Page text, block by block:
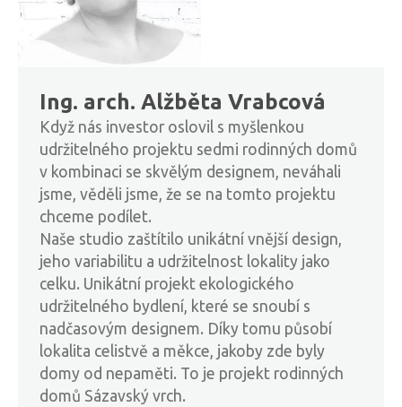
Ing. arch. Alžběta Vrabcová
Když nás investor oslovil s myšlenkou
udržitelného projektu sedmi rodinných domů
v kombinaci se skvělým designem, neváhali
jsme, věděli jsme, že se na tomto projektu
chceme podílet.
Naše studio zaštítilo unikátní vnější design,
jeho variabilitu a udržitelnost lokality jako
celku. Unikátní projekt ekologického
udržitelného bydlení, které se snoubí s
nadčasovým designem. Díky tomu působí
lokalita celistvě a měkce, jakoby zde byly
domy od nepaměti. To je projekt rodinných
domů Sázavský vrch.